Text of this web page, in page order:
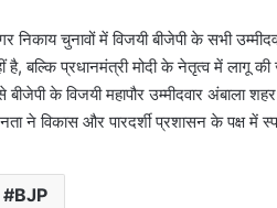
चुनावों में विजयी बीजेपी के सभी
है, बल्कि प्रधानमंत्री मोदी के नेतृत्व में लागू
के विजयी महापौर उम्मीदवार अंबाला
विकास और पारदर्शी प्रशासन के पक्ष में
BJP